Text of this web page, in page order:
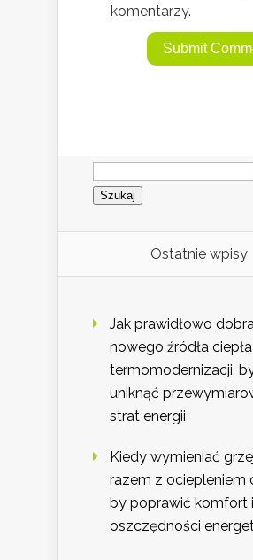
komentarzy.
Szukaj:
Ostatnie wpisy
Jak prawidłowo
nowego źródła
termomodernizacji,
uniknąć
strat energii
Kiedy wymieniać
razem z ociepleniem
by poprawić komfort i
oszczędności